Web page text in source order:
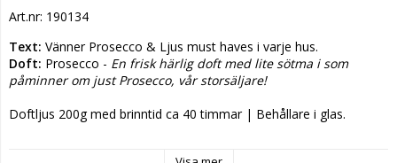
Art.nr: 190134
Text: Vänner Prosecco & Ljus must haves i varje hus.
Doft: Prosecco - En frisk härlig doft med lite sötma i som
påminner om just Prosecco, vår storsäljare!
Doftljus 200g med brinntid ca 40 timmar | Behållare i glas.